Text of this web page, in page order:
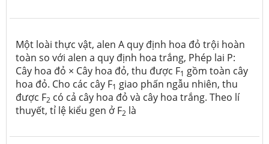
Một loài thực vật, alen A quy định hoa đỏ trội hoàn
toàn so với alen a quy định hoa trắng, Phép lai P:
Cây hoa đỏ × Cây hoa đỏ, thu được F1 gồm toàn cây
hoa đỏ. Cho các cây F1 giao phấn ngẫu nhiên, thu
được F2 có cả cây hoa đỏ và cây hoa trắng. Theo lí
thuyết, tỉ lệ kiểu gen ở F2 là